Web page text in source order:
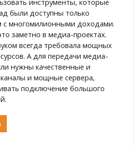
были доступны только
с многомилионными доходами.
заметно в медиа-проектах.
всегда требовала мощных
А для передачи медиа-
нужны качественные и
и мощные сервера,
подключение большого